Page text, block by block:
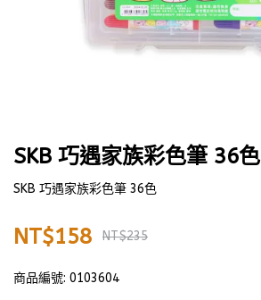
SKB 巧遇家族彩色筆 36色
SKB 巧遇家族彩色筆 36色
NT$158 NT$235
商品編號: 0103604